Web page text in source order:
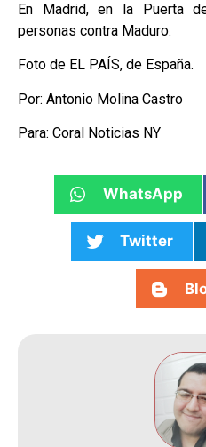
En Madrid, en la Puerta
personas contra Maduro.
Foto de EL PAÍS, de España.
Por: Antonio Molina Castro
Para: Coral Noticias NY
WhatsApp
Twitter